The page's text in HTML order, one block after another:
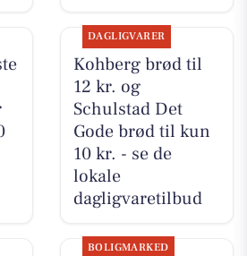
DAGLIGVARER
Kohberg brød til
12 kr. og
Schulstad Det
Gode brød til kun
10 kr. - se de
lokale
dagligvaretilbud
BOLIGMARKED